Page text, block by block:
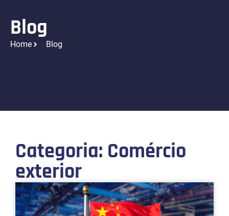
Blog
Home Blog
Categoria: Comércio
exterior